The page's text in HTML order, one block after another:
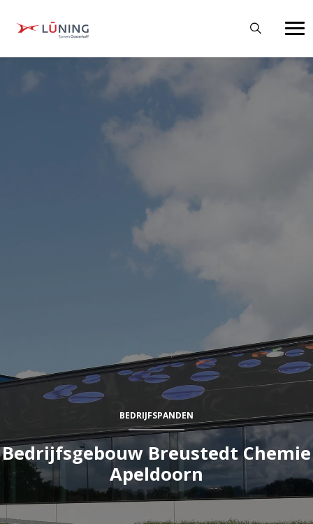
BEDRIJFSPANDEN
Bedrijfsgebouw Breustedt Chemie
Apeldoorn